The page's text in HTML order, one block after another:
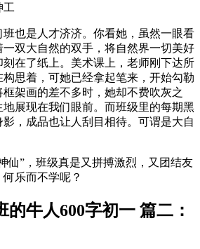
是人才济济。你看她，虽然一眼看
一双大自然的双手，将自然界一切美好
在了纸上。美术课上，老师刚下达所
思着，可她已经拿起笔来，开始勾勒
架画的差不多时，她却不费吹灰之
展现在我们眼前。而班级里的每期黑
，成品也让人刮目相待。可谓是大自
”，班级真是又拼搏激烈，又团结友
乐而不学呢？
牛人600字初一 篇二：